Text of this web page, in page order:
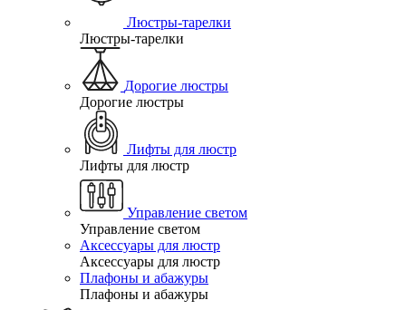
Люстры-тарелки
Люстры-тарелки
Дорогие люстры
Дорогие люстры
Лифты для люстр
Лифты для люстр
Управление светом
Управление светом
Аксессуары для люстр
Аксессуары для люстр
Плафоны и абажуры
Плафоны и абажуры